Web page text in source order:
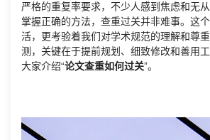
严格的重复率要求，不少人感到焦虑和无
掌握正确的方法，查重过关并非难事。这
活，更考验着我们对学术规范的理解和尊
测，关键在于提前规划、细致修改和善用
大家介绍“论文查重如何过关”。